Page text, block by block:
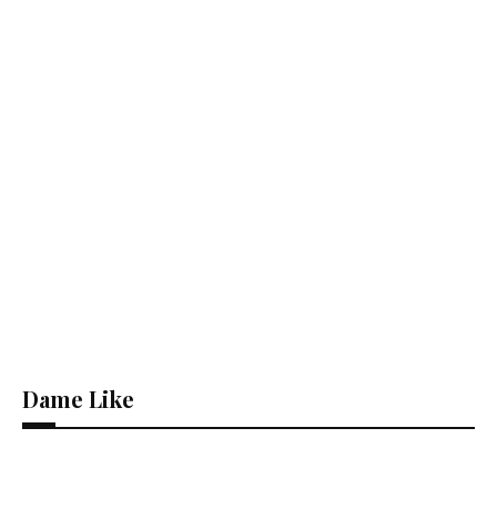
Dame Like